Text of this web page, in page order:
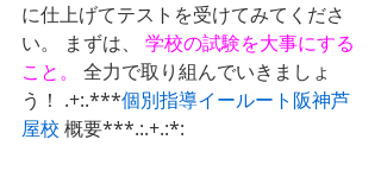
に仕上げてテストを受けてみてくださ
い。 まずは、 学校の試験を大事にする
こと。
全力で取り組んでいきましょ
う！ .+:.***個別指導イールート 阪神芦
屋校 概要***.:.+.:*: